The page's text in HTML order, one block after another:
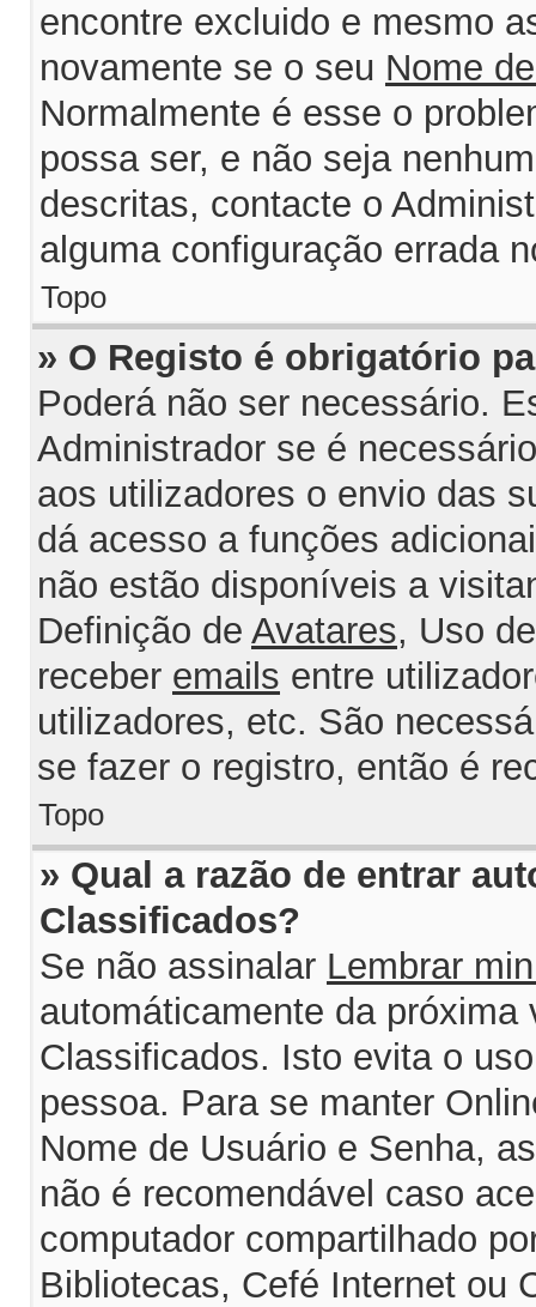
encontre excluido e mesmo
novamente se o seu Nome
Normalmente é esse o
possa ser, e não seja
descritas, contacte o
alguma configuração errada
Topo
» O Registo é obrigatório
Poderá não ser necessário.
Administrador se é
aos utilizadores o envio das
dá acesso a funções
não estão disponíveis a
Definição de Avatares, Uso
receber emails entre
utilizadores, etc. São
se fazer o registro, então é
Topo
» Qual a razão de entrar
Classificados?
Se não assinalar Lembrar
automáticamente da
Classificados. Isto evita o
pessoa. Para se manter
Nome de Usuário e Senha,
não é recomendável caso
computador compartilhado
Bibliotecas, Cefé Internet ou